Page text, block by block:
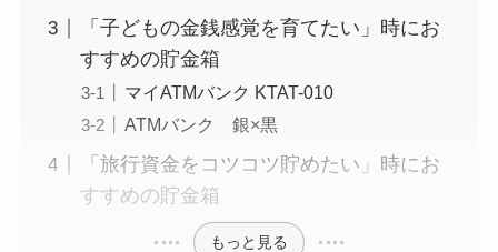
「子どもの金銭感覚を育てたい」時にお
すすめの貯金箱
マイATMバンク KTAT-010
ATMバンク 銀×黒
「旅行資金をコツコツ貯めたい」時にお
すすめの貯金箱
もっと見る